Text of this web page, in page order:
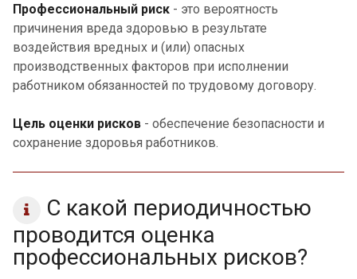
Профессиональный риск - это вероятность
причинения вреда здоровью в результате
воздействия вредных и (или) опасных
производственных факторов при исполнении
работником обязанностей по трудовому договору.
Цель оценки рисков - обеспечение безопасности и
сохранение здоровья работников.
С какой периодичностью
проводится оценка
профессиональных рисков?